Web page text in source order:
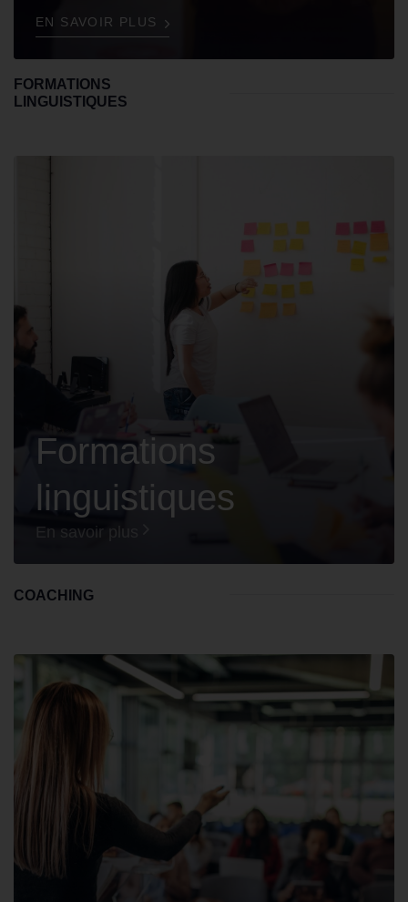
EN SAVOIR PLUS
FORMATIONS
LINGUISTIQUES
Formations
linguistiques
En savoir plus
COACHING